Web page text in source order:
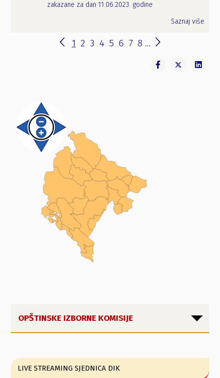
zakazane za dan 11.06.2023. godine
Saznaj više
1 2 3 4 5 6 7 8 ...
OPŠTINSKE IZBORNE KOMISIJE
LIVE STREAMING SJEDNICA DIK